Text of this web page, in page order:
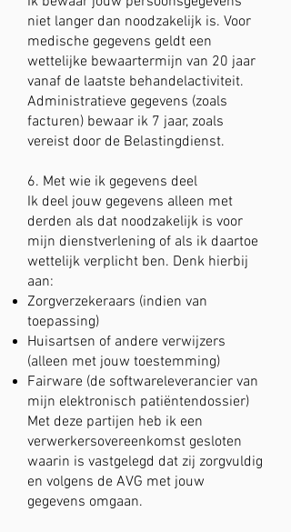
niet langer dan noodzakelijk is. Voor
medische gegevens geldt een
wettelijke bewaartermijn van 20 jaar
vanaf de laatste behandelactiviteit.
Administratieve gegevens (zoals
facturen) bewaar ik 7 jaar, zoals
vereist door de Belastingdienst.
6. Met wie ik gegevens deel
Ik deel jouw gegevens alleen met
derden als dat noodzakelijk is voor
mijn dienstverlening of als ik daartoe
wettelijk verplicht ben. Denk hierbij
aan:
Zorgverzekeraars (indien van
toepassing)
Huisartsen of andere verwijzers
(alleen met jouw toestemming)
Fairware (de softwareleverancier van
mijn elektronisch patiëntendossier)
Met deze partijen heb ik een
verwerkersovereenkomst gesloten
waarin is vastgelegd dat zij zorgvuldig
en volgens de AVG met jouw
gegevens omgaan.